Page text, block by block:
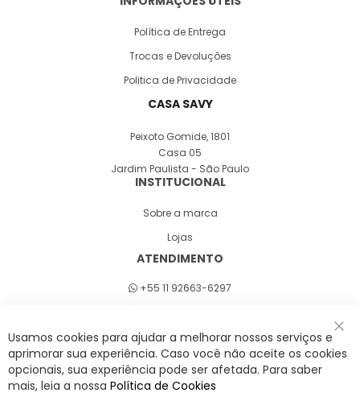
Política de Entrega
Trocas e Devoluções
Politica de Privacidade
CASA SAVY
Peixoto Gomide, 1801
Casa 05
Jardim Paulista - São Paulo
INSTITUCIONAL
Sobre a marca
Lojas
ATENDIMENTO
+55 11 92663-6297
A Savy é uma lifestyle brand. Uma marca que promove fluidez para viver
o agora com leveza, cor e estilo.
Usamos cookies para ajudar a melhorar nossos serviços e
aprimorar sua experiência. Caso você não aceite os cookies
opcionais, sua experiência pode ser afetada. Para saber
mais, leia a nossa Política de Cookies